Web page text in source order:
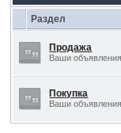
Раздел
Продажа
Ваши
Покупка
Ваши